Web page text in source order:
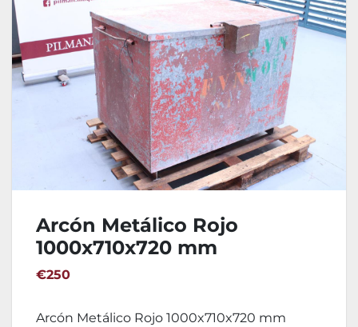
Arcón Metálico Rojo
1000x710x720 mm
€250
Arcón Metálico Rojo 1000x710x720 mm